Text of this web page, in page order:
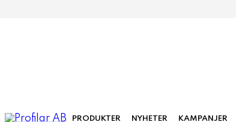
PRODUKTER NYHETER KAMPANJER